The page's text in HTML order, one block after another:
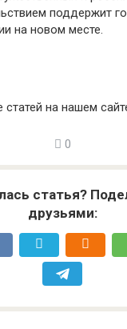
поддержит
на новом месте.
статей на нашем
0
статья?
друзьями: